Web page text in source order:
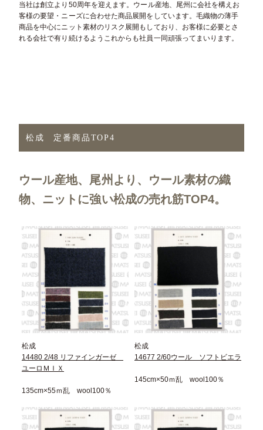
当社は創立より50周年を迎えます。ウール産地、尾州に会社を構えお
客様の要望・ニーズに合わせた商品展開をしています。毛織物の薄手
商品を中心にニット素材のリスク展開もしており、お客様に必要とさ
れる会社で有り続けるようこれからも社員一同頑張ってまいります。
松成 定番商品TOP4
ウール産地、尾州より、ウール素材の織
物、ニットに強い松成の売れ筋TOP4。
松成
14480 2/48 リファインガーゼ
ユーロＭＩＸ
135cm×55ｍ乱 wool100％
松成
14677 2/60ウール ソフトビエラ
145cm×50ｍ乱 wool100％